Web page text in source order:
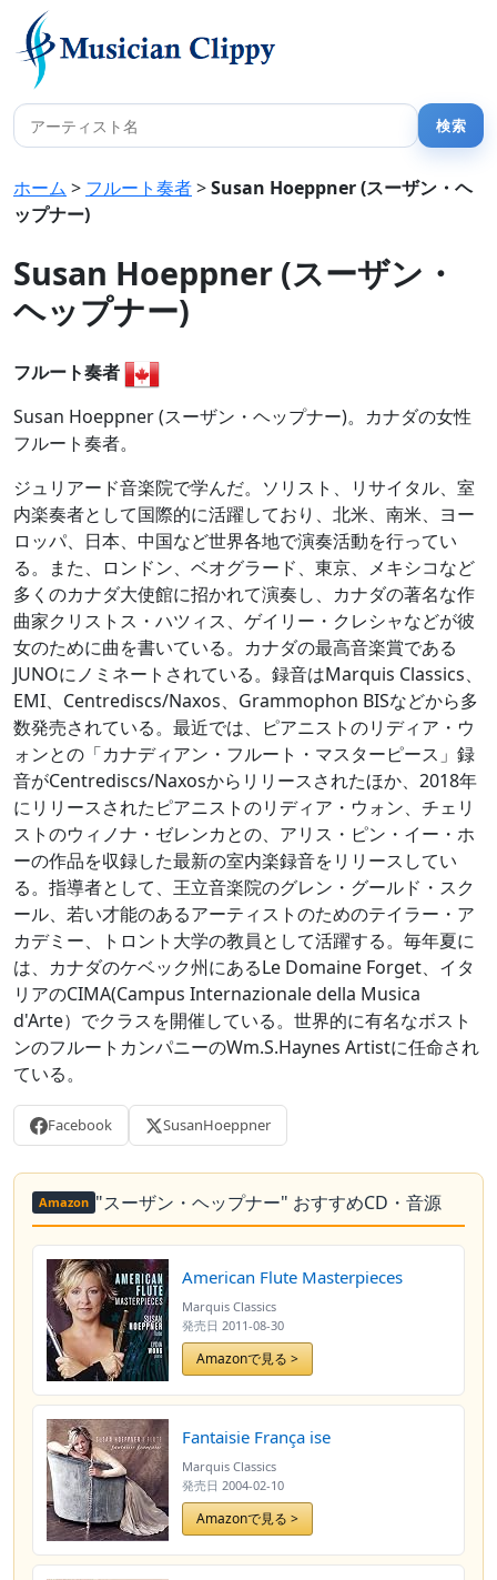
ホーム > フルート奏者>Susan Hoeppner (スーザン・ヘ
ップナー)
Susan Hoeppner (スーザン・
ヘップナー)
フルート奏者
Susan Hoeppner (スーザン・ヘップナー)。カナダの女性
フルート奏者。
ジュリアード音楽院で学んだ。ソリスト、リサイタル、室
内楽奏者として国際的に活躍しており、北米、南米、ヨー
ロッパ、日本、中国など世界各地で演奏活動を行ってい
る。また、ロンドン、ベオグラード、東京、メキシコなど
多くのカナダ大使館に招かれて演奏し、カナダの著名な作
曲家クリストス・ハツィス、ゲイリー・クレシャなどが彼
女のために曲を書いている。カナダの最高音楽賞である
JUNOにノミネートされている。録音はMarquis Classics、
EMI、Centrediscs/Naxos、Grammophon BISなどから多
数発売されている。最近では、ピアニストのリディア・ウ
ォンとの「カナディアン・フルート・マスターピース」録
音がCentrediscs/Naxosからリリースされたほか、2018年
にリリースされたピアニストのリディア・ウォン、チェリ
ストのウィノナ・ゼレンカとの、アリス・ピン・イー・ホ
ーの作品を収録した最新の室内楽録音をリリースしてい
る。指導者として、王立音楽院のグレン・グールド・スク
ール、若い才能のあるアーティストのためのテイラー・ア
カデミー、トロント大学の教員として活躍する。毎年夏に
は、カナダのケベック州にあるLe Domaine Forget、イタ
リアのCIMA(Campus Internazionale della Musica
d'Arte）でクラスを開催している。世界的に有名なボスト
ンのフルートカンパニーのWm.S.Haynes Artistに任命され
ている。
Facebook SusanHoeppner
Amazon "スーザン・ヘップナー" おすすめCD・音源
American Flute Masterpieces
Marquis Classics
発売日 2011-08-30
Amazonで見る >
Fantaisie França ise
Marquis Classics
発売日 2004-02-10
Amazonで見る >